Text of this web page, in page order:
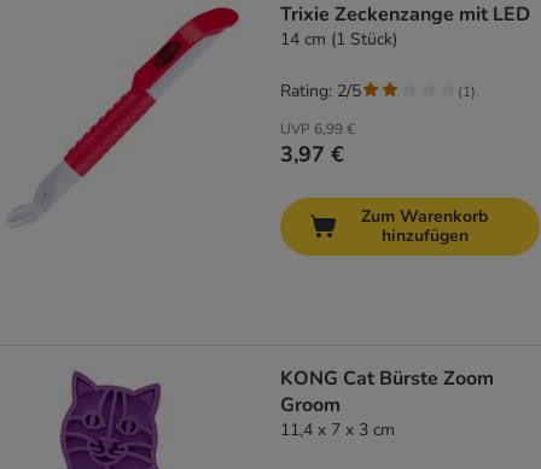
Trixie Zeckenzange mit LED
14 cm (1 Stück)
UVP 6,99 €
3,97 €
Rating: 2/5 (1)
Zum Warenkorb
hinzufügen
KONG Cat Bürste Zoom
Groom
11,4 x 7 x 3 cm